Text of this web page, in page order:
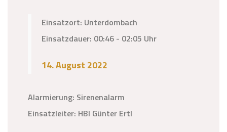
Einsatzort: Unterdombach
Einsatzdauer: 00:46 - 02:05 Uhr
14. August 2022
Alarmierung: Sirenenalarm
Einsatzleiter: HBI Günter Ertl